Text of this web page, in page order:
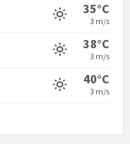
35°C
3 m/s
38°C
3 m/s
40°C
3 m/s